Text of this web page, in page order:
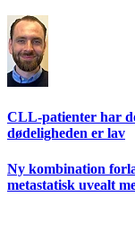
CLL-patienter har
dødeligheden er lav
Ny kombination
metastatisk uvealt